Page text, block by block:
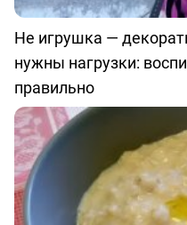
Не игрушка —
нужны нагрузки:
правильно